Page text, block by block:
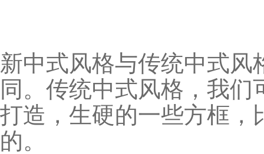
新中式风格与传统中式
同。传统中式风格，我
打造，生硬的一些方框，
的。